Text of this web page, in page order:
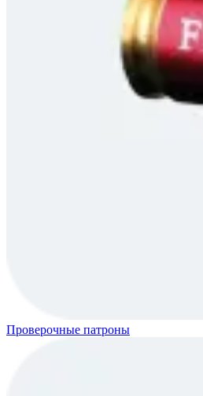
Проверочные патроны